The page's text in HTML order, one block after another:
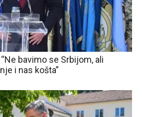
bavimo se Srbijom, ali
i nas košta”